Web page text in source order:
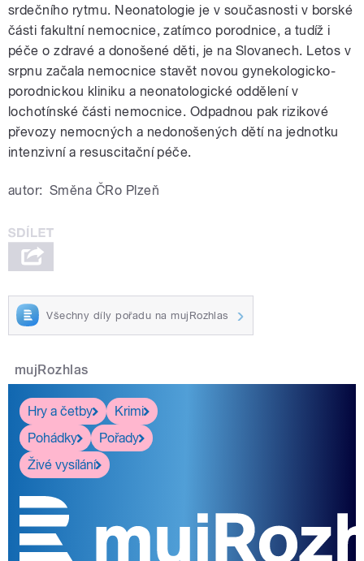
srdečního rytmu. Neonatologie je v současnosti v borské
části fakultní nemocnice, zatímco porodnice, a tudíž i
péče o zdravé a donošené děti, je na Slovanech. Letos v
srpnu začala nemocnice stavět novou gynekologicko-
porodnickou kliniku a neonatologické oddělení v
lochotínské části nemocnice. Odpadnou pak rizikové
převozy nemocných a nedonošených dětí na jednotku
intenzivní a resuscitační péče.
autor: Směna ČRo Plzeň
Všechny díly pořadu na mujRozhlas
mujRozhlas
Hry a četby
Krimi
Pohádky
Pořady
Živé vysílání